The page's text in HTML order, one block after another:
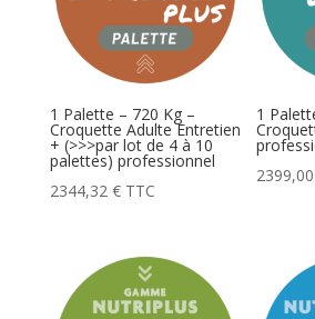
1 Palette – 720 Kg –
Croquette Adulte Entretien
+ (>>>par lot de 4 à 10
palettes) professionnel
2344,32 € TTC
1